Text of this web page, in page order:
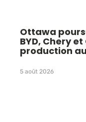
Ottawa
BYD, Chery
production
5 août 2026